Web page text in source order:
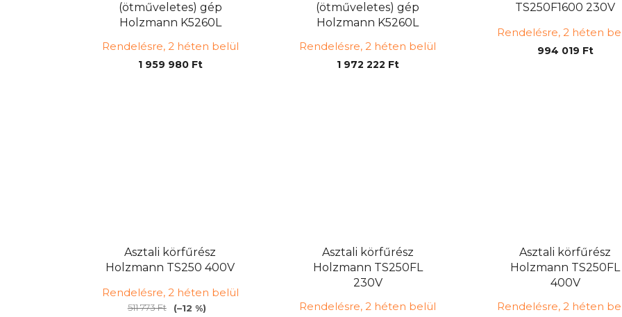
(ötműveletes) gép
Holzmann K5260L
Rendelésre, 2 héten belül
1 959 980 Ft
(ötműveletes) gép
Holzmann K5260L
Rendelésre, 2 héten belül
1 972 222 Ft
TS250F1600 230V
Rendelésre, 2 héten
994 019 Ft
Asztali körfűrész
Holzmann TS250 400V
Rendelésre, 2 héten belül
511 773 Ft (–12 %)
Asztali körfűrész
Holzmann TS250FL
230V
Rendelésre, 2 héten belül
Asztali körfűrész
Holzmann TS250FL
400V
Rendelésre, 2 héten